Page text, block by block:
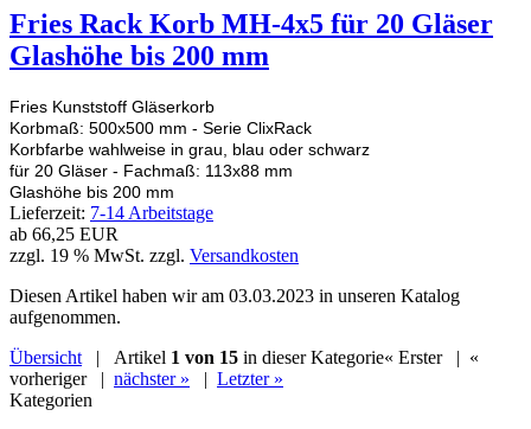
Fries Rack Korb MH-4x5 für 20 Gläser
Glashöhe bis 200 mm
Fries Kunststoff Gläserkorb
Korbmaß: 500x500 mm - Serie ClixRack
Korbfarbe wahlweise in grau, blau oder schwarz
für 20 Gläser - Fachmaß: 113x88 mm
Glashöhe bis 200 mm
Lieferzeit: 7-14 Arbeitstage
ab 66,25 EUR
zzgl. 19 % MwSt. zzgl. Versandkosten
Diesen Artikel haben wir am 03.03.2023 in unseren Katalog
aufgenommen.
Übersicht | Artikel 1 von 15 in dieser Kategorie« Erster| «
vorheriger| nächster » | Letzter »
Kategorien